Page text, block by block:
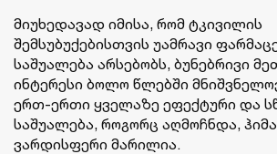
მიუხედავად იმისა, რომ ტკივილის
შემსუბუქებისთვის უამრავი
საშუალება არსებობს, ბუნებრივი
ინტერესი ბოლო წლებში
ერთ-ერთი ყველაზე ეფექტური და
საშუალება, როგორც აღმოჩნდა,
ვარდისფერი მარილია.